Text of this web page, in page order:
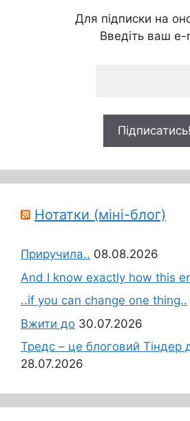
Для підписки на
Введіть ваш e-
Нотатки (міні-блог)
Приручила.. 08.08.2026
And I know exactly how this
..if you can change one thing..
Вжити до 30.07.2026
Тредс – це блоговий Тіндер
28.07.2026